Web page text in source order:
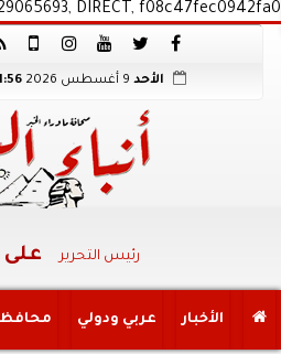
DIRECT, f08c47fec0942fa0
الأحد
رئيس التحرير على
الأخبار عربي ودولي